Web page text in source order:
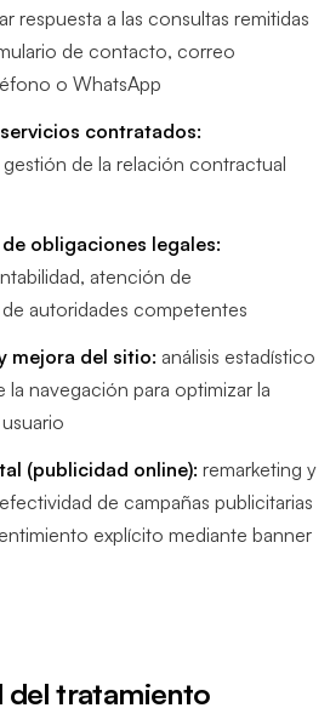
respuesta a las consultas remitidas
de contacto, correo
o WhatsApp
contratados:
de la relación contractual
obligaciones legales:
atención de
autoridades competentes
mejora del sitio: análisis estadístico
la navegación para optimizar la
(publicidad online): remarketing y
de campañas publicitarias
explícito mediante banner
del tratamiento